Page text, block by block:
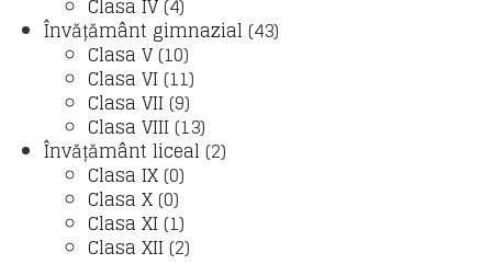
Clasa IV(4)
Învățământ gimnazial (43)
Clasa V(10)
Clasa VI (11)
Clasa VII (9)
Clasa VIII (13)
Învățământ liceal (2)
Clasa IX(0)
Clasa X(0)
Clasa XI (1)
Clasa XII (2)